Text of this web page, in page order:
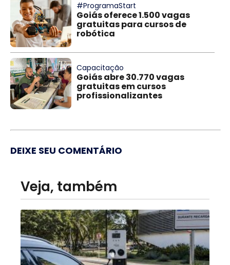
#ProgramaStart
Goiás oferece 1.500 vagas
gratuitas para cursos de
robótica
Capacitação
Goiás abre 30.770 vagas
gratuitas em cursos
profissionalizantes
DEIXE SEU COMENTÁRIO
Veja, também